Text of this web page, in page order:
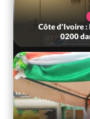
D37
DGT...